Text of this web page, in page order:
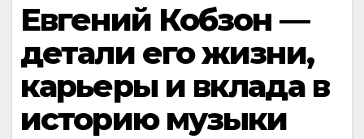
Евгений Кобзон —
детали его жизни,
карьеры и вклада в
историю музыки